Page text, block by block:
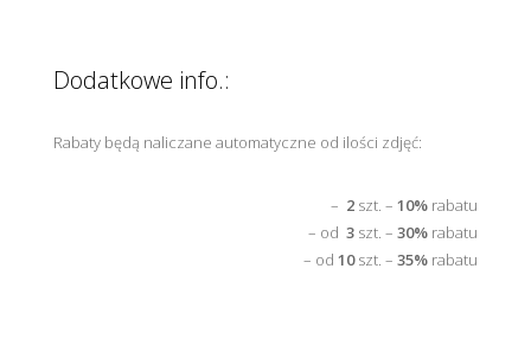
Dodatkowe info.:
Rabaty będą naliczane automatyczne od ilości zdjęć:
– 2 szt. –10% rabatu
– od3 szt. –30% rabatu
– od10szt. –35% rabatu